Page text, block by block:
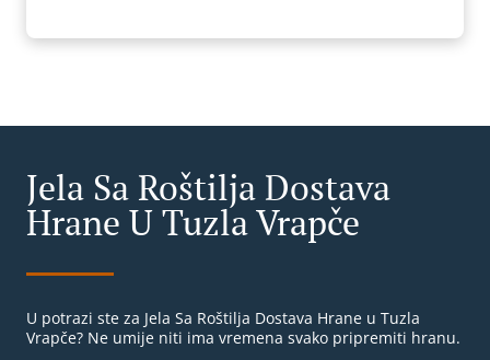
Jela Sa Roštilja Dostava
Hrane U Tuzla Vrapče
U potrazi ste za Jela Sa Roštilja Dostava Hrane u Tuzla
Vrapče? Ne umije niti ima vremena svako pripremiti hranu.